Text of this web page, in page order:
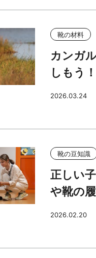
靴の材料
カンガ
しもう！
2026.03.24
靴の豆知識
正しい
や靴の
2026.02.20